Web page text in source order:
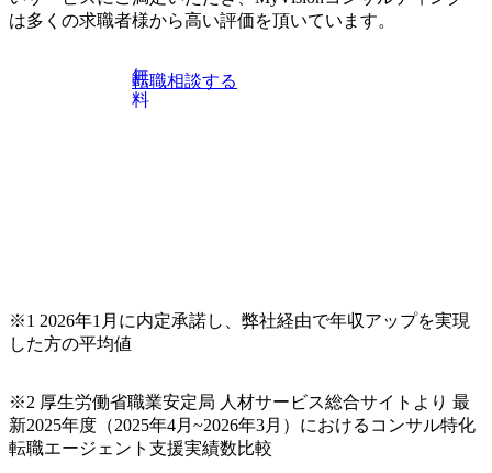
は多くの求職者様から高い評価を頂いています。
無
料
転職相談する
※1 2026年1月に内定承諾し、弊社経由で年収アップを実現
した方の平均値
※2 厚生労働省職業安定局 人材サービス総合サイトより 最
新2025年度（2025年4月~2026年3月）におけるコンサル特化
転職エージェント支援実績数比較